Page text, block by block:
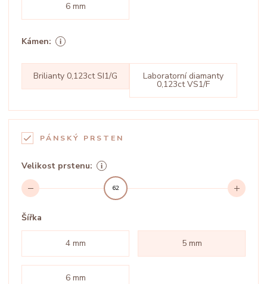
6 mm
Kámen:
Brilianty 0,123ct SI1/G Laboratorní diamanty
0,123ct VS1/F
PÁNSKÝ PRSTEN
Velikost prstenu:
62
Šířka
4 mm 5 mm
6 mm